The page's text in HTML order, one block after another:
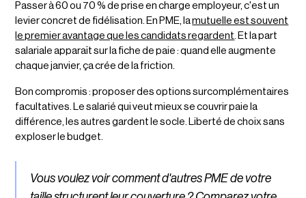
Passer à 60 ou 70 % de prise en charge employeur, c'est un
levier concret de fidélisation. En PME, lamutuelle est souvent
le premier avantage que les candidats regardent. Et la part
salariale apparaît sur la fiche de paie : quand elle augmente
chaque janvier, ça crée de la friction.
Bon compromis : proposer des options surcomplémentaires
facultatives. Le salarié qui veut mieux se couvrir paie la
différence, les autres gardent le socle. Liberté de choix sans
exploser le budget.
Vous voulez voir comment d'autres PME de votre